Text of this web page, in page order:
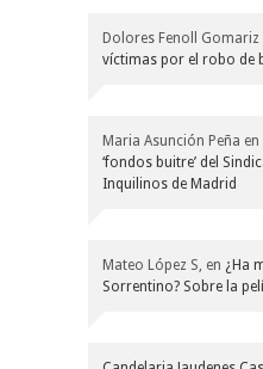
Dolores Fenoll Gomariz
víctimas por el robo de
Maria Asunción Peña en
‘fondos buitre’ del
Inquilinos de Madrid
Mateo López S, en ¿Ha
Sorrentino? Sobre la